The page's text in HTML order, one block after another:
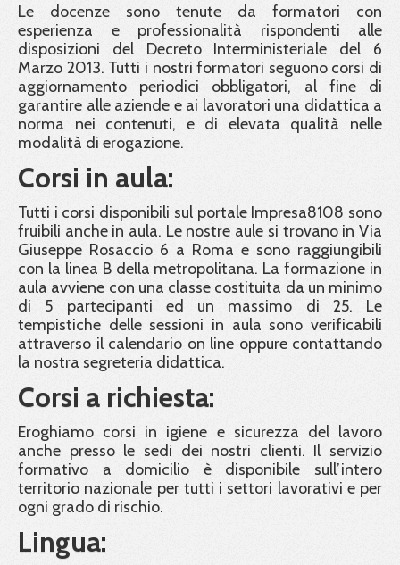
Le docenze sono tenute da formatori con
esperienza e professionalità rispondenti alle
disposizioni del Decreto Interministeriale del 6
Marzo 2013. Tutti i nostri formatori seguono corsi di
aggiornamento periodici obbligatori, al fine di
garantire alle aziende e ai lavoratori una didattica a
norma nei contenuti, e di elevata qualità nelle
modalità di erogazione.
Corsi in aula:
Tutti i corsi disponibili sul portale Impresa8108 sono
fruibili anche in aula. Le nostre aule si trovano in Via
Giuseppe Rosaccio 6 a Roma e sono raggiungibili
con la linea B della metropolitana. La formazione in
aula avviene con una classe costituita da un minimo
di 5 partecipanti ed un massimo di 25. Le
tempistiche delle sessioni in aula sono verificabili
attraverso il calendario on line oppure contattando
la nostra segreteria didattica.
Corsi a richiesta:
Eroghiamo corsi in igiene e sicurezza del lavoro
anche presso le sedi dei nostri clienti. Il servizio
formativo a domicilio è disponibile sull’intero
territorio nazionale per tutti i settori lavorativi e per
ogni grado di rischio.
Lingua: